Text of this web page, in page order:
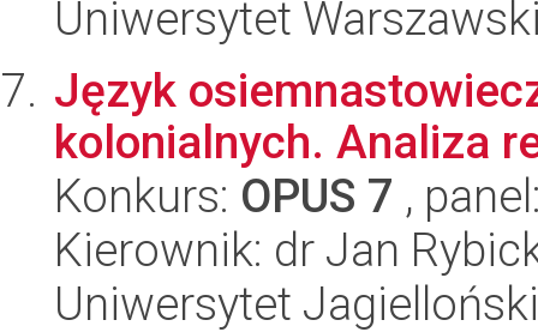
Uniwersytet
Język
kolonialnych. Analiza
Konkurs: OPUS 7 ,
Kierownik: dr Jan
Uniwersytet